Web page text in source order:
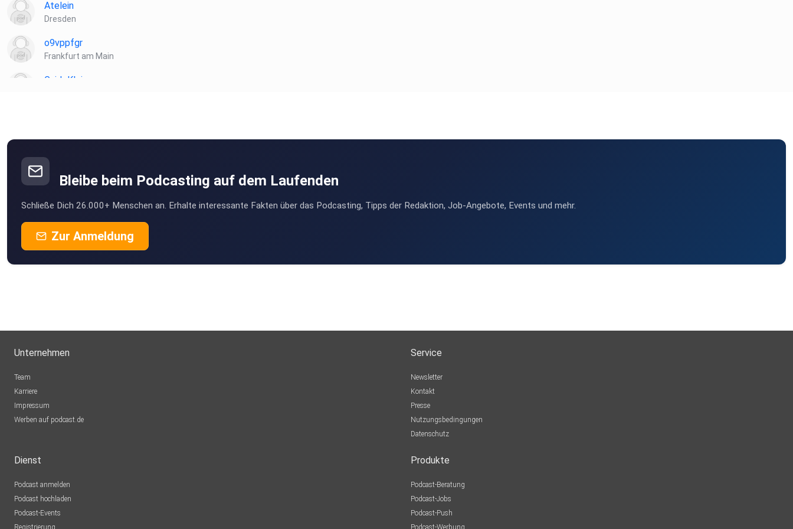
Atelein
Dresden
o9vppfgr
Frankfurt am Main
GuidoKlein
Bleibe beim Podcasting auf dem Laufenden
Schließe Dich 26.000+ Menschen an. Erhalte interessante Fakten über das Podcasting, Tipps der Redaktion, Job-Angebote, Events und mehr.
Zur Anmeldung
Unternehmen
Team
Karriere
Impressum
Werben auf podcast.de
Service
Newsletter
Kontakt
Presse
Nutzungsbedingungen
Datenschutz
Dienst
Podcast anmelden
Podcast hochladen
Podcast-Events
Registrierung
Produkte
Podcast-Beratung
Podcast-Jobs
Podcast-Push
Podcast-Werbung